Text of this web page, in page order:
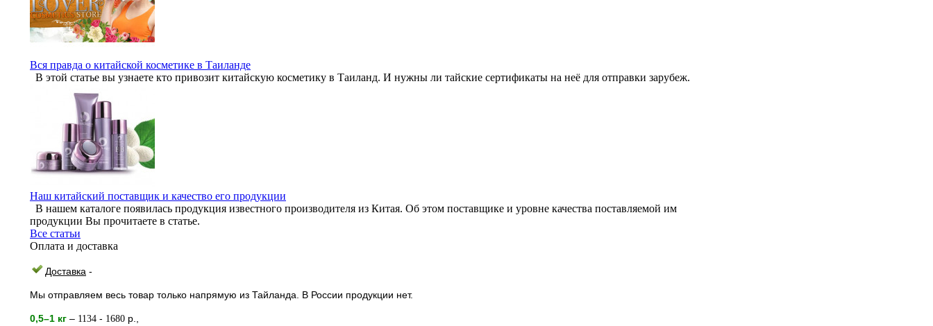
Вся правда о китайской косметике в Таиланде
В этой статье вы узнаете кто привозит китайскую косметику в Таиланд. И нужны ли тайские сертификаты на неё для отправки зарубеж.
Наш китайский поставщик и качество его продукции
В нашем каталоге появилась продукция известного производителя из Китая. Об этом поставщике и уровне качества поставляемой им
продукции Вы прочитаете в статье.
Все статьи
Оплата и доставка
Доставка -
Мы отправляем весь товар только напрямую из Тайланда. В России продукции нет.
0,5–1 кг – 1134 - 1680 р.,